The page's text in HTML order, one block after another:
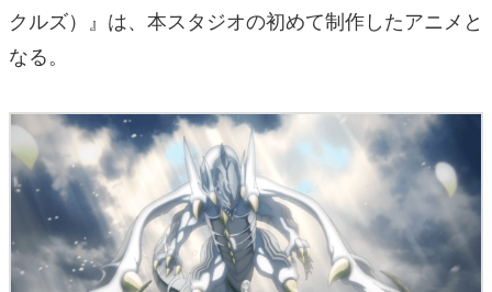
クルズ）』は、本スタジオの初めて制作したアニメと
なる。